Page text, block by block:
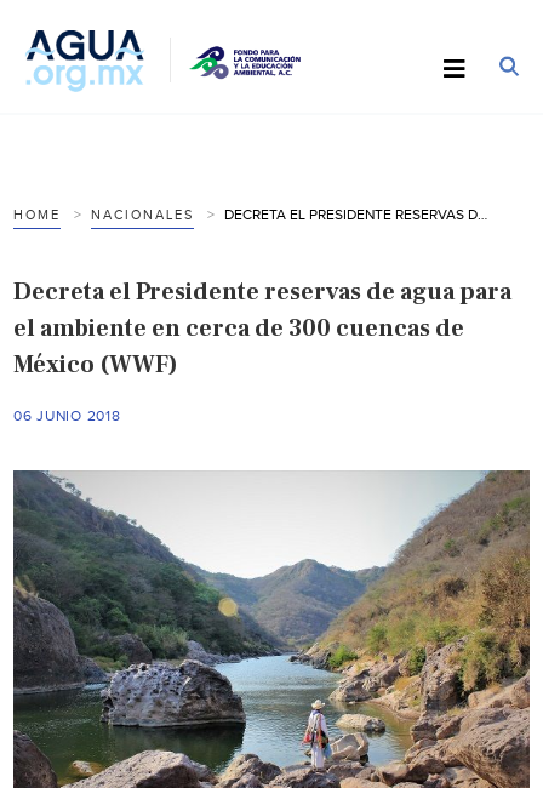
HOME NACIONALES
Decreta el Presidente reservas de agua para
el ambiente en cerca de 300 cuencas de
México (WWF)
06 JUNIO 2018